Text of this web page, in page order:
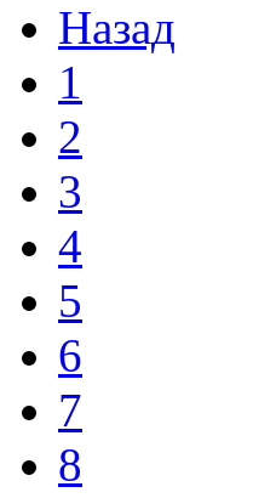
Назад
1
2
3
4
5
6
7
8